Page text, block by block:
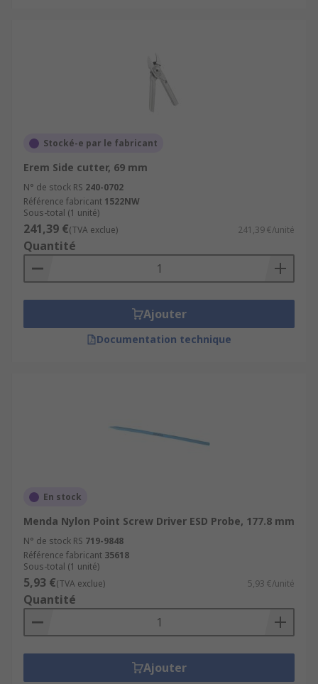
Stocké-e par le fabricant
Erem Side cutter, 69 mm
N° de stock RS 240-0702
Référence fabricant 1522NW
Sous-total (1 unité)
241,39 €(TVA exclue) 241,39 €/unité
Quantité
Ajouter
Documentation technique
En stock
Menda Nylon Point Screw Driver ESD Probe, 177.8 mm
N° de stock RS 719-9848
Référence fabricant 35618
Sous-total (1 unité)
5,93 €(TVA exclue) 5,93 €/unité
Quantité
Ajouter